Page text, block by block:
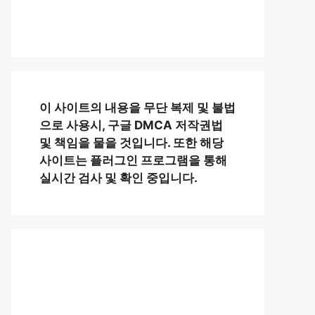
이 사이트의 내용을 무단 복제 및 불법
으로 사용시, 구글 DMCA 저작권법
및 책임을 물을 것입니다. 또한 해당
사이트는 플러그인 프로그램을 통해
실시간 검사 및 확인 중입니다.